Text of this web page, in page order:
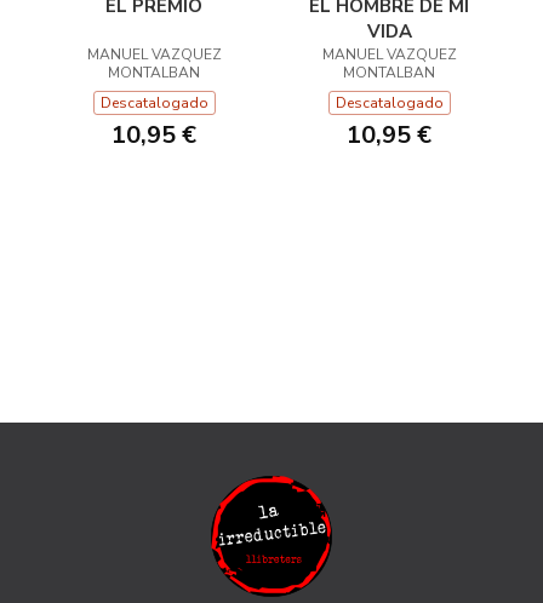
EL PREMIO
MANUEL VAZQUEZ
MONTALBAN
Descatalogado
10,95 €
EL HOMBRE DE MI
VIDA
MANUEL VAZQUEZ
MONTALBAN
Descatalogado
10,95 €